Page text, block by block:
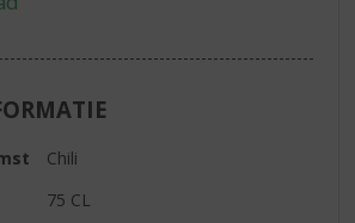
Chili
75 CL